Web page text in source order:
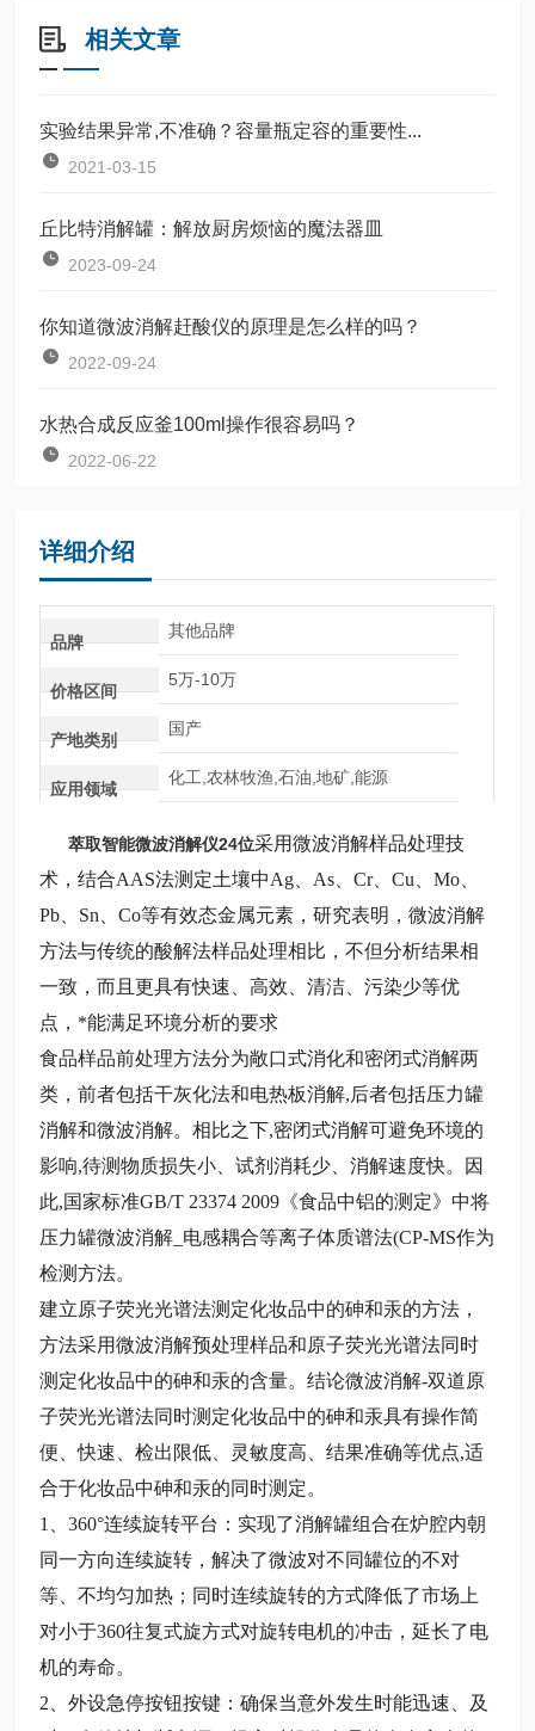
相关文章
实验结果异常,不准确？容量瓶定容的重要性...
2021-03-15
丘比特消解罐：解放厨房烦恼的魔法器皿
2023-09-24
你知道微波消解赶酸仪的原理是怎么样的吗？
2022-09-24
水热合成反应釜100ml操作很容易吗？
2022-06-22
详细介绍
品牌
其他品牌
价格区间
5万-10万
产地类别
国产
应用领域
化工,农林牧渔,石油,地矿,能源
萃取智能微波消解仪24位采用微波消解样品处理技
术，结合AAS法测定土壤中Ag、As、Cr、Cu、Mo、
Pb、Sn、Co等有效态金属元素，研究表明，微波消解
方法与传统的酸解法样品处理相比，不但分析结果相
一致，而且更具有快速、高效、清洁、污染少等优
点，*能满足环境分析的要求
食品样品前处理方法分为敞口式消化和密闭式消解两
类，前者包括干灰化法和电热板消解,后者包括压力罐
消解和微波消解。相比之下,密闭式消解可避免环境的
影响,待测物质损失小、试剂消耗少、消解速度快。因
此,国家标准GB/T 23374 2009《食品中铝的测定》中将
压力罐微波消解_电感耦合等离子体质谱法(CP-MS作为
检测方法。
建立原子荧光光谱法测定化妆品中的砷和汞的方法，
方法采用微波消解预处理样品和原子荧光光谱法同时
测定化妆品中的砷和汞的含量。结论微波消解-双道原
子荧光光谱法同时测定化妆品中的砷和汞具有操作简
便、快速、检出限低、灵敏度高、结果准确等优点,适
合于化妆品中砷和汞的同时测定。
1、360°连续旋转平台：实现了消解罐组合在炉腔内朝
同一方向连续旋转，解决了微波对不同罐位的不对
等、不均匀加热；同时连续旋转的方式降低了市场上
对小于360往复式旋方式对旋转电机的冲击，延长了电
机的寿命。
2、外设急停按钮按键：确保当意外发生时能迅速、及